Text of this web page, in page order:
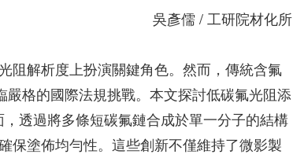
吳彥儒 / 工研院材化所
阻解析度上扮演關鍵角色。然而，傳統含氟
格的國際法規挑戰。本文探討低碳氟光阻添
透過將多條短碳氟鏈合成於單一分子的結構
保塗佈均勻性。這些創新不僅維持了微影製